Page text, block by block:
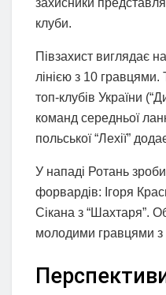
захисники
клуби.
Півзахист виглядає
лінією з 10 гравцями.
топ-клубів України
команд середньої
польської “Лехії”
У нападі Ротань
форвардів: Ігоря
Сікана з “Шахтаря”.
молодими гравцями